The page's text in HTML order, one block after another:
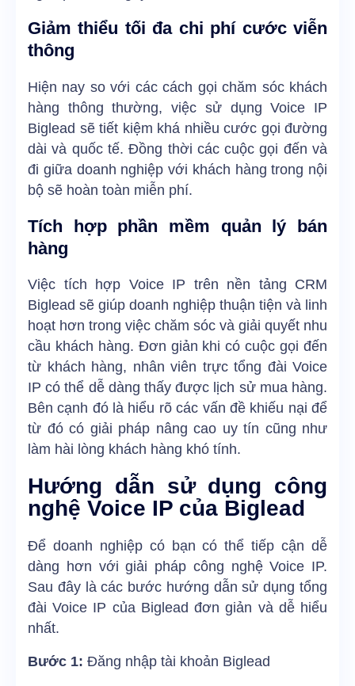
Giảm thiểu tối đa chi phí cước viễn
thông
Hiện nay so với các cách gọi chăm sóc khách
hàng thông thường, việc sử dụng Voice IP
Biglead sẽ tiết kiệm khá nhiều cước gọi đường
dài và quốc tế. Đồng thời các cuộc gọi đến và
đi giữa doanh nghiệp với khách hàng trong nội
bộ sẽ hoàn toàn miễn phí.
Tích hợp phần mềm quản lý bán
hàng
Việc tích hợp Voice IP trên nền tảng CRM
Biglead sẽ giúp doanh nghiệp thuận tiện và linh
hoạt hơn trong việc chăm sóc và giải quyết nhu
cầu khách hàng. Đơn giản khi có cuộc gọi đến
từ khách hàng, nhân viên trực tổng đài Voice
IP có thể dễ dàng thấy được lịch sử mua hàng.
Bên cạnh đó là hiểu rõ các vấn đề khiếu nại để
từ đó có giải pháp nâng cao uy tín cũng như
làm hài lòng khách hàng khó tính.
Hướng dẫn sử dụng công
nghệ Voice IP của Biglead
Để doanh nghiệp có bạn có thể tiếp cận dễ
dàng hơn với giải pháp công nghệ Voice IP.
Sau đây là các bước hướng dẫn sử dụng tổng
đài Voice IP của Biglead đơn giản và dễ hiểu
nhất.
Bước 1: Đăng nhập tài khoản Biglead